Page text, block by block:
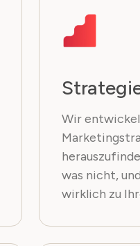
Wir
was nicht,
wirklich zu